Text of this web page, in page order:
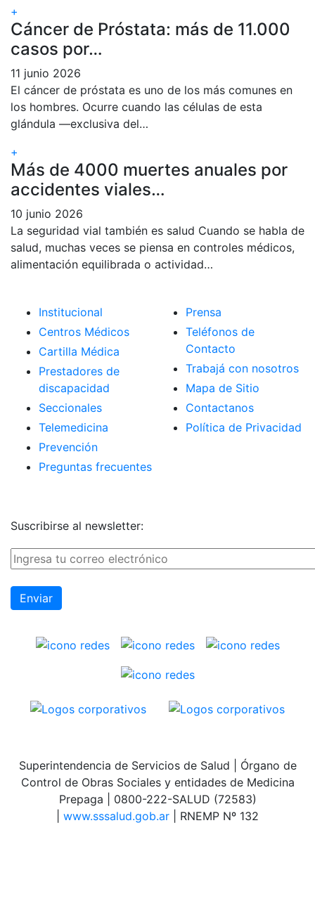
+
Cáncer de Próstata: más de 11.000
casos por…
11 junio 2026
El cáncer de próstata es uno de los más comunes en
los hombres. Ocurre cuando las células de esta
glándula —exclusiva del…
+
Más de 4000 muertes anuales por
accidentes viales…
10 junio 2026
La seguridad vial también es salud Cuando se habla de
salud, muchas veces se piensa en controles médicos,
alimentación equilibrada o actividad…
Institucional
Centros Médicos
Cartilla Médica
Prestadores de
discapacidad
Seccionales
Telemedicina
Prevención
Preguntas frecuentes
Prensa
Teléfonos de
Contacto
Trabajá con nosotros
Mapa de Sitio
Contactanos
Política de Privacidad
Suscribirse al newsletter:
Superintendencia de Servicios de Salud | Órgano de
Control de Obras Sociales y entidades de Medicina
Prepaga | 0800-222-SALUD (72583)
www.sssalud.gob.ar | RNEMP Nº 132